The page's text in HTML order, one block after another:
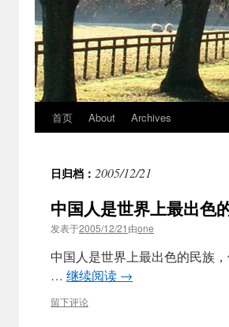
首页 About Archives
日归档： 2005/12/21
中国人是世界上最出
发表于2005/12/21 由one
中国人是世界上最出色的民族
… 继续阅读 →
留下评论